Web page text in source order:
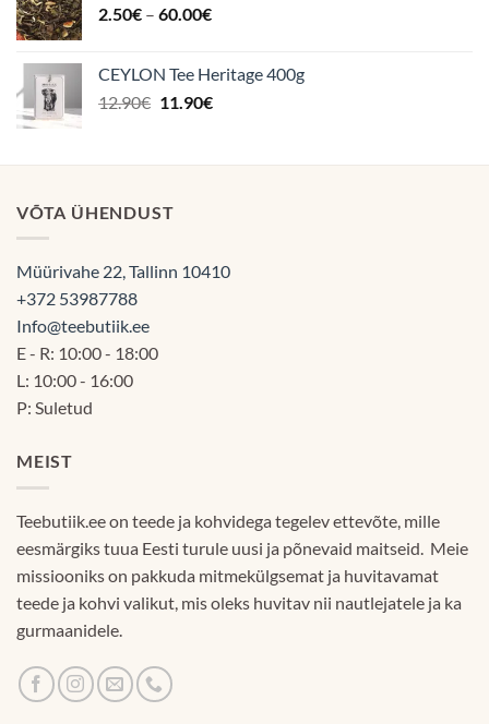
2.50€ – 60.00€Hinnavahemik:
60.00€
CEYLON Tee Heritage 400g
12.90€ Algne
12.90€.
11.90€Praegune
11.90€.
VÕTA ÜHENDUST
Müürivahe 22, Tallinn 10410
+372 53987788
Info@teebutiik.ee
E - R: 10:00 - 18:00
L: 10:00 - 16:00
P: Suletud
MEIST
Teebutiik.ee on teede ja kohvidega tegelev ettevõte, mille
eesmärgiks tuua Eesti turule uusi ja põnevaid maitseid. Meie
missiooniks on pakkuda mitmekülgsemat ja huvitavamat
teede ja kohvi valikut, mis oleks huvitav nii nautlejatele ja ka
gurmaanidele.